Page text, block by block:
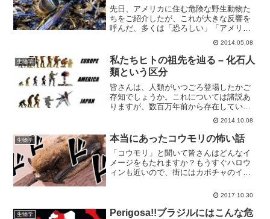
先日、アメリカに住む危険な野生動物た
ちをご紹介したが、これが大きな反響を
呼んだ、多くは「恐ろしい」「アメリカ
にいく際には気をつけなければ」という
ものだった。我々としても探検者に対し
注意喚起をすることができた為、嬉しく
思っている。しかし一方で...
2014.05.08
生物学
私たちヒトの祖先を辿る – 化石人
類という区分
皆さんは、人類がいつごろ登場したかご
存知でしょうか。これについては諸説あ
りますが、数百万年前から存在していた
と考えられています。はるか昔から存続
してきた人類ですが、簡単に何代前から
人の命の連鎖が続いているのか試算する
とどうなるでしょう。平均...
2014.10.08
生物学 本当にあったコウモリの怖い話
「コウモリ」と聞いて皆さんはどんなイ
メージをもたれますか？もうすぐハロウ
ィンも近いので、街にはカボチャのイラ
見かけたりもしますが、なんだか不気味
半だと思います。田舎では...
2017.10.30
生物学
Perigosa!!ブラジルにはこんな危